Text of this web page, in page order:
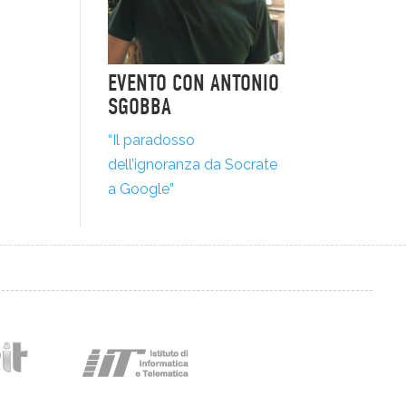
EVENTO CON ANTONIO
SGOBBA
“Il paradosso
dell’ignoranza da Socrate
a Google”